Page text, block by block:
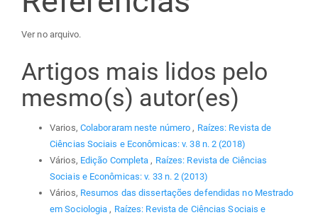
Ver no arquivo.
Artigos mais lidos pelo
mesmo(s) autor(es)
Varios, Colaboraram neste número , Raízes: Revista de
Ciências Sociais e Econômicas: v. 38 n. 2 (2018)
Vários, Edição Completa , Raízes: Revista de Ciências
Sociais e Econômicas: v. 33 n. 2 (2013)
Vários, Resumos das dissertações defendidas no Mestrado
em Sociologia , Raízes: Revista de Ciências Sociais e